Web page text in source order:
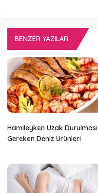
BENZER YAZILAR
Hamileyken Uzak Durulması
Gereken Deniz Ürünleri